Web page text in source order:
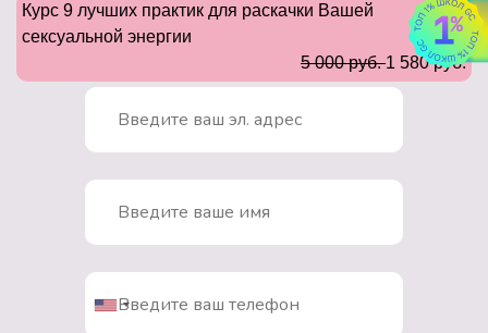
Курс 9 лучших практик для раскачки Вашей
сексуальной энергии
5 000 руб.1 580 руб.